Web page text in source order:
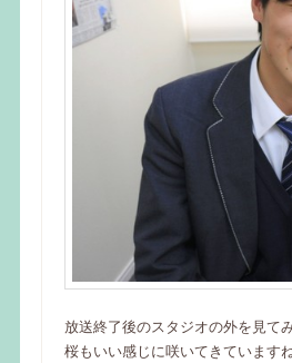
放送終了後のスタジオの外を見て
桜もいい感じに咲いてきています